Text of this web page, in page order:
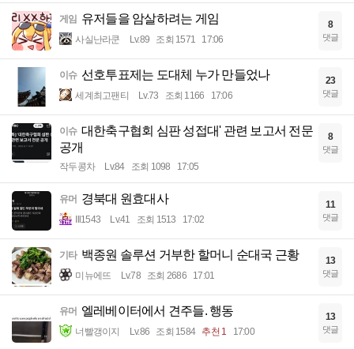
게임 유저들을 암살하려는 게임
사실난라쿤 Lv.89 조회 1571 17:06
8
댓글
이슈 선호투표제는 도대체 누가 만들었나
세계최고팬티 Lv.73 조회 1166 17:06
23
댓글
이슈 대한축구협회 심판 성접대' 관련 보고서 전문
공개
작두콩차 Lv.84 조회 1098 17:05
8
댓글
유머 경북대 원효대사
Ill1543 Lv.41 조회 1513 17:02
11
댓글
기타 백종원 솔루션 거부한 할머니 순대국 근황
미뉴에뜨 Lv.78 조회 2686 17:01
13
댓글
유머 엘레베이터에서 견주들. 행동
너빨갱이지 Lv.86 조회 1584 추천 1 17:00
13
댓글